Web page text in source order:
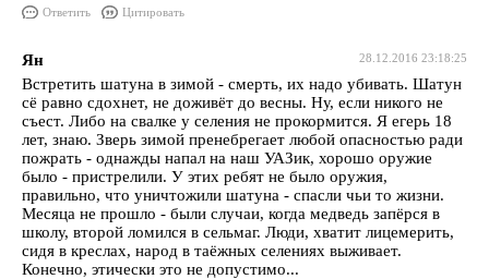
Ответить Цитировать
28.12.2016 23:18:25
Ян
Встретить шатуна в зимой - смерть, их надо убивать. Шатун
сё равно сдохнет, не доживёт до весны. Ну, если никого не
съест. Либо на свалке у селения не прокормится. Я егерь 18
лет, знаю. Зверь зимой пренебрегает любой опасностью ради
пожрать - однажды напал на наш УАЗик, хорошо оружие
было - пристрелили. У этих ребят не было оружия,
правильно, что уничтожили шатуна - спасли чьи то жизни.
Месяца не прошло - были случаи, когда медведь запёрся в
школу, второй ломился в сельмаг. Люди, хватит лицемерить,
сидя в креслах, народ в таёжных селениях выживает.
Конечно, этически это не допустимо...